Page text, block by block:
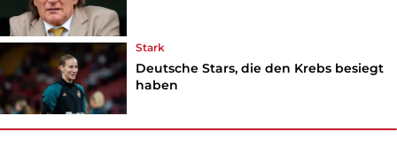
Stark
Deutsche Stars, die den Krebs besiegt
haben